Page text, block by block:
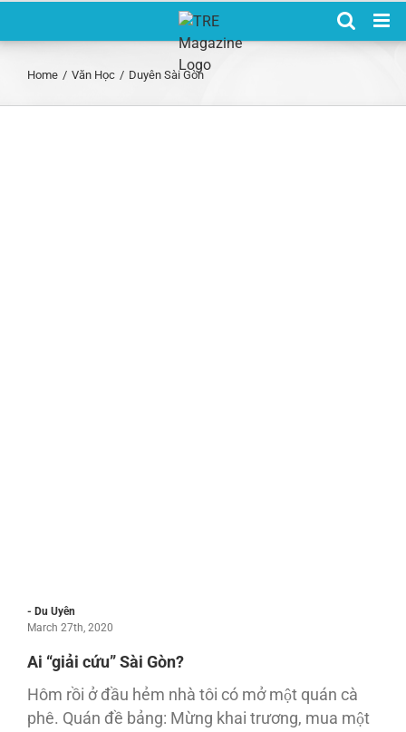
Home / Văn Học / Duyên Sài Gòn
- Du Uyên
March 27th, 2020
Ai “giải cứu” Sài Gòn?
Hôm rồi ở đầu hẻm nhà tôi có mở một quán cà
phê. Quán đề bảng: Mừng khai trương, mua một